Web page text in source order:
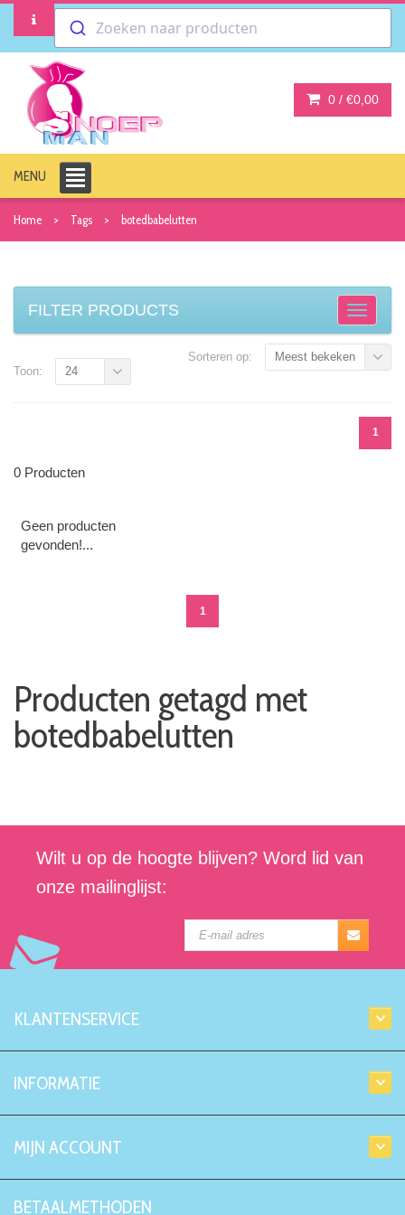
Zoeken naar producten
0 / €0,00
MENU
Home Tags botedbabelutten
FILTER PRODUCTS
Sorteren op: Meest bekeken
1
Toon: 24
0 Producten
Geen producten
gevonden!...
1
Producten getagd met
botedbabelutten
Wilt u op de hoogte blijven? Word lid van
onze mailinglijst:
KLANTENSERVICE
INFORMATIE
MIJN ACCOUNT
BETAALMETHODEN